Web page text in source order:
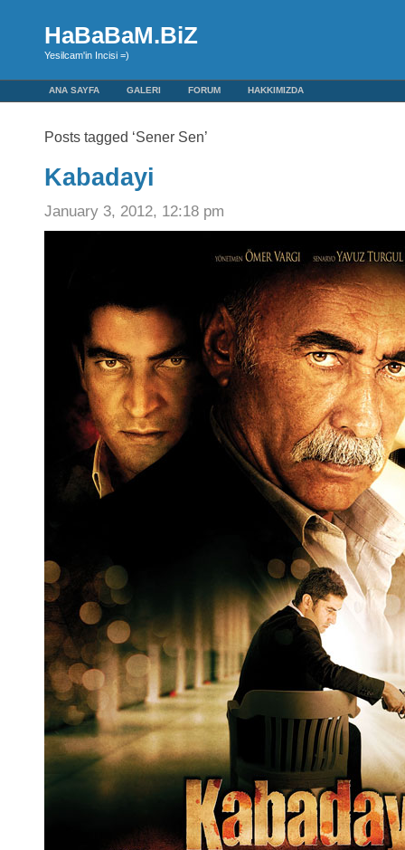
HaBaBaM.BiZ
Yesilcam'in Incisi =)
ANA SAYFA GALERI FORUM HAKKIMIZDA
Posts tagged ‘Sener Sen’
Kabadayi
January 3, 2012, 12:18 pm